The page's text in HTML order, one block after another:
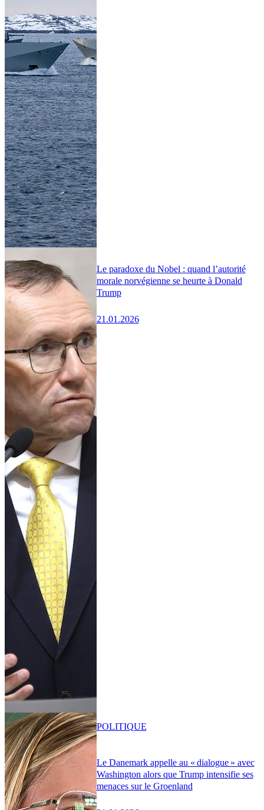
Le paradoxe du Nobel : quand l’autorité
morale norvégienne se heurte à Donald
Trump
21.01.2026
Le Danemark appelle au « dialogue » avec
Washington alors que Trump intensifie ses
menaces sur le Groenland
POLITIQUE